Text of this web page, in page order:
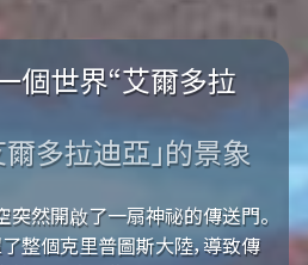
個世界“艾爾多拉
爾多拉迪亞」的景象
突然開啟了一扇神祕的傳送門。
整個克里普圖斯大陸，導致傳